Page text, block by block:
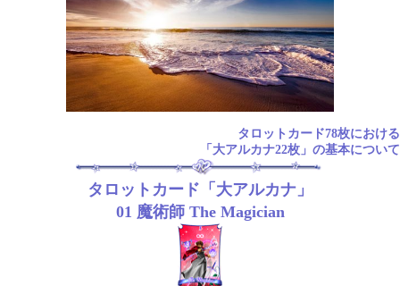
タロットカード78枚における
「大アルカナ22枚」の基本について
タロットカード「大アルカナ」
01 魔術師 The Magician